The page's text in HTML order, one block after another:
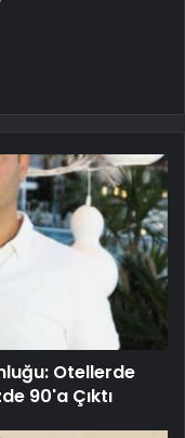
Otellerde
90'a Çıktı